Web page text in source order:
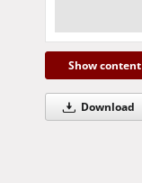
Show content
Download